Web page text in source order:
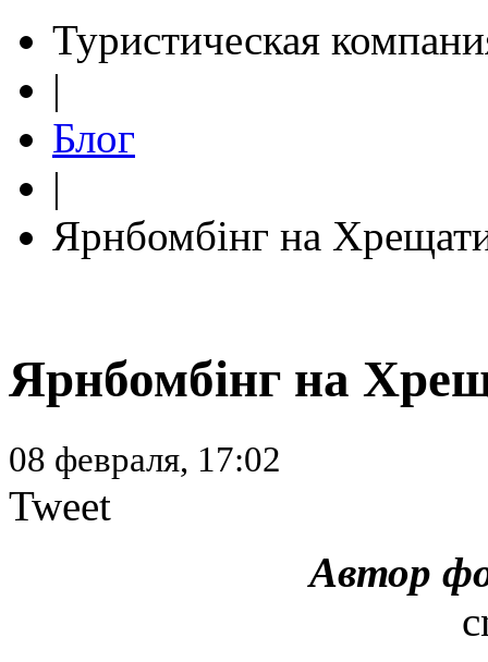
Туристическая
|
Блог
|
Ярнбомбінг на
Ярнбомбінг на
08 февраля, 17:02
Tweet
Автор